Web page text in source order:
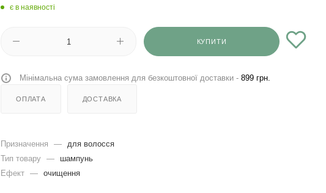
є в наявності
КУПИТИ
Мінімальна сума замовлення для безкоштовної доставки - 899 грн.
ОПЛАТА ДОСТАВКА
Призначення —
для волосся
Тип товару —
шампунь
Ефект — очищення